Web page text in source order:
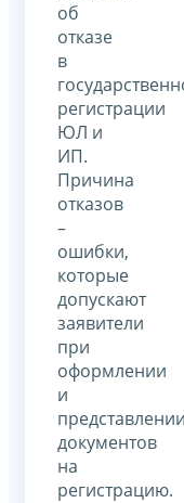
об
отказе
в
регистрации
ЮЛ и
ИП.
Причина
отказов
–
ошибки,
которые
допускают
заявители
при
оформлении
и
представлении
документов
на
регистрацию.